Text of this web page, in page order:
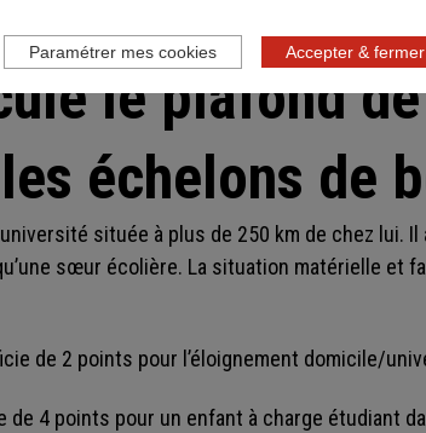
le plafond de
échelons de
située à plus de 250 km de chez lui. Il
sœur écolière. La situation matérielle et
de 2 points pour l’éloignement domicile/
4 points pour un enfant à charge étudiant
Accepter & fermer
Paramétrer mes cookies